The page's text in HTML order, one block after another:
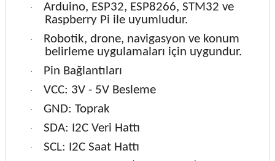
·
Arduino, ESP32, ESP8266, STM32 ve
Raspberry Pi ile uyumludur.
·
Robotik, drone, navigasyon ve konum
belirleme uygulamaları için uygundur.
· Pin Bağlantıları
· VCC: 3V - 5V Besleme
· GND: Toprak
· SDA: I2C Veri Hattı
· SCL: I2C Saat Hattı